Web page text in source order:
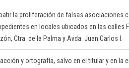
la proliferación de falsas asociaciones
en locales ubicados en las calles
Ctra. de la Palma y Avda. Juan Carlos I.
y ortografía, salvo en el titular y en la